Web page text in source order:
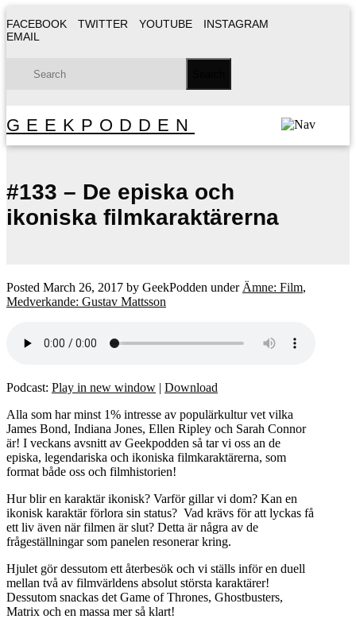
FACEBOOK TWITTER YOUTUBE
INSTAGRAM
EMAIL
GEEKPODDEN
#133 – De episka och
ikoniska filmkaraktärerna
Posted March 26, 2017 by GeekPodden under Ämne: Film,
Medverkande: Gustav Mattsson
Podcast: Play in new window | Download
Alla som har minst 1% intresse av populärkultur vet vilka
James Bond, Indiana Jones, Ellen Ripley och Sarah Connor
är! I veckans avsnitt av Geekpodden så tar vi oss an de
episka, legendariska och ikoniska filmkaraktärerna, som
format både oss och filmhistorien!
Hur blir en karaktär ikonisk? Varför gillar vi dom? Kan en
ikonisk karaktär förlora sin status? Vad krävs för att lyckas få
ett liv även när filmen är slut? Detta är några av de
frågeställningar som panelen resonerar kring.
Hjulet gör dessutom ett återbesök och vi ställs inför en duell
mellan två av filmvärldens absolut största karaktärer!
Dessutom snackas det Game of Thrones, Ghostbusters,
Matrix och en massa mer så klart!